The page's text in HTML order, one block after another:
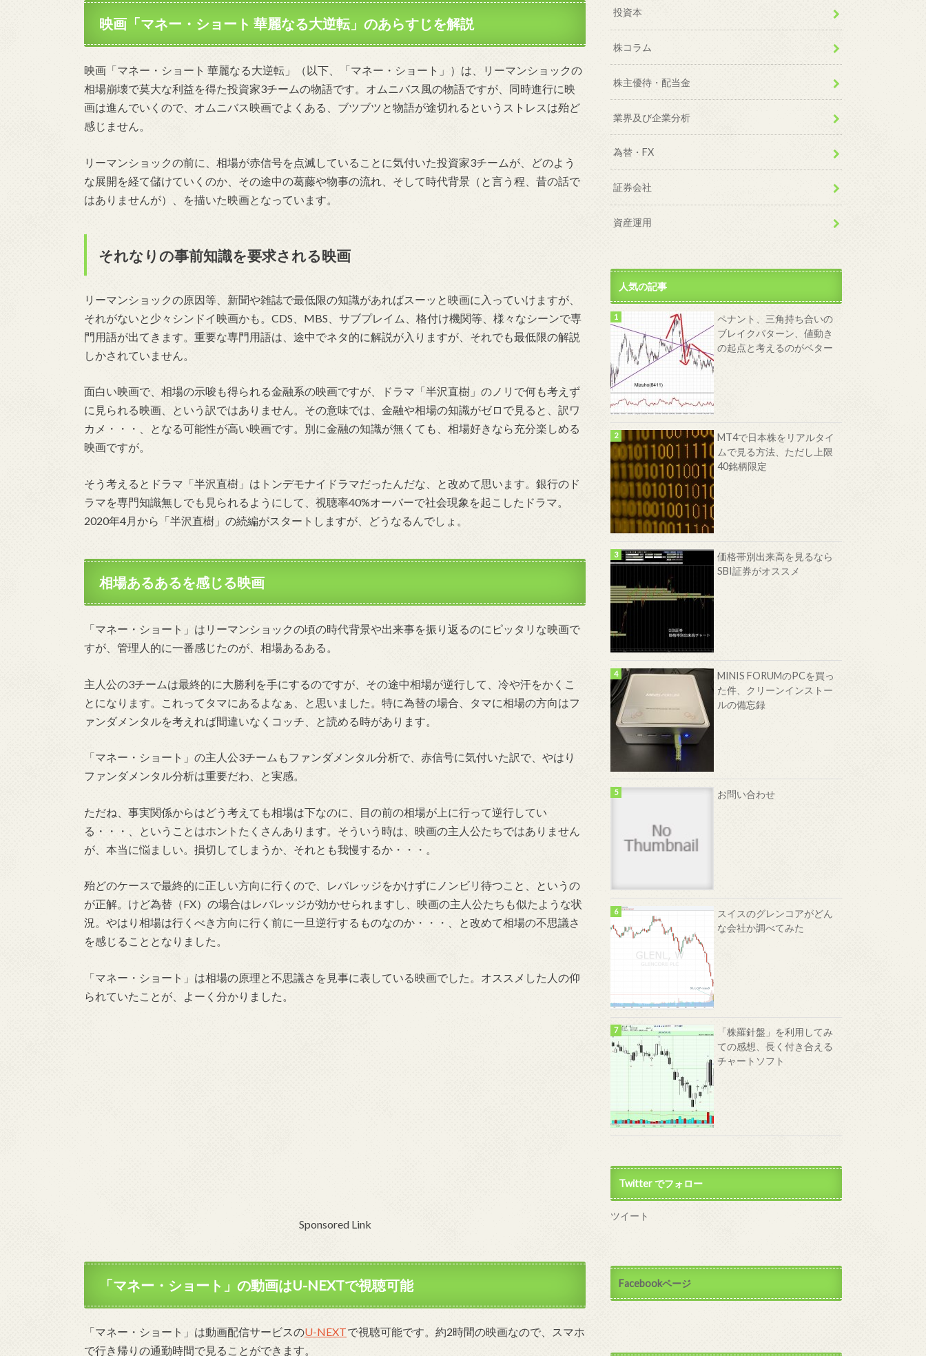
映画「マネー・ショート 華麗なる大逆転」のあらすじを解説
映画「マネー・ショート 華麗なる大逆転」（以下、「マネー・ショート」）は、リーマンショックの
相場崩壊で莫大な利益を得た投資家3チームの物語です。オムニバス風の物語ですが、同時進行に映
画は進んでいくので、オムニバス映画でよくある、ブツブツと物語が途切れるというストレスは殆ど
感じません。
リーマンショックの前に、相場が赤信号を点滅していることに気付いた投資家3チームが、どのよう
な展開を経て儲けていくのか、その途中の葛藤や物事の流れ、そして時代背景（と言う程、昔の話で
はありませんが）、を描いた映画となっています。
それなりの事前知識を要求される映画
リーマンショックの原因等、新聞や雑誌で最低限の知識があればスーッと映画に入っていけますが、
それがないと少々シンドイ映画かも。CDS、MBS、サブプレイム、格付け機関等、様々なシーンで専
門用語が出てきます。重要な専門用語は、途中でネタ的に解説が入りますが、それでも最低限の解説
しかされていません。
面白い映画で、相場の示唆も得られる金融系の映画ですが、ドラマ「半沢直樹」のノリで何も考えず
に見られる映画、という訳ではありません。その意味では、金融や相場の知識がゼロで見ると、訳ワ
カメ・・・、となる可能性が高い映画です。別に金融の知識が無くても、相場好きなら充分楽しめる
映画ですが。
そう考えるとドラマ「半沢直樹」はトンデモナイドラマだったんだな、と改めて思います。銀行のド
ラマを専門知識無しでも見られるようにして、視聴率40%オーバーで社会現象を起こしたドラマ。
2020年4月から「半沢直樹」の続編がスタートしますが、どうなるんでしょ。
相場あるあるを感じる映画
「マネー・ショート」はリーマンショックの頃の時代背景や出来事を振り返るのにピッタリな映画で
すが、管理人的に一番感じたのが、相場あるある。
主人公の3チームは最終的に大勝利を手にするのですが、その途中相場が逆行して、冷や汗をかくこ
とになります。これってタマにあるよなぁ、と思いました。特に為替の場合、タマに相場の方向はフ
ァンダメンタルを考えれば間違いなくコッチ、と読める時があります。
「マネー・ショート」の主人公3チームもファンダメンタル分析で、赤信号に気付いた訳で、やはり
ファンダメンタル分析は重要だわ、と実感。
ただね、事実関係からはどう考えても相場は下なのに、目の前の相場が上に行って逆行してい
る・・・、ということはホントたくさんあります。そういう時は、映画の主人公たちではありません
が、本当に悩ましい。損切してしまうか、それとも我慢するか・・・。
殆どのケースで最終的に正しい方向に行くので、レバレッジをかけずにノンビリ待つこと、というの
が正解。けど為替（FX）の場合はレバレッジが効かせられますし、映画の主人公たちも似たような状
況。やはり相場は行くべき方向に行く前に一旦逆行するものなのか・・・、と改めて相場の不思議さ
を感じることとなりました。
「マネー・ショート」は相場の原理と不思議さを見事に表している映画でした。オススメした人の仰
られていたことが、よーく分かりました。
Sponsored Link
「マネー・ショート」の動画はU-NEXTで視聴可能
「マネー・ショート」は動画配信サービスのU-NEXTで視聴可能です。約2時間の映画なので、スマホ
で行き帰りの通勤時間で見ることができます。
投資本
株コラム
株主優待・配当金
業界及び企業分析
為替・FX
証券会社
資産運用
人気の記事
ペナント、三角持ち合いの
ブレイクパターン、値動き
の起点と考えるのがベター
MT4で日本株をリアルタイ
ムで見る方法、ただし上限
40銘柄限定
価格帯別出来高を見るなら
SBI証券がオススメ
MINIS FORUMのPCを買っ
た件、クリーンインストー
ルの備忘録
お問い合わせ
スイスのグレンコアがどん
な会社か調べてみた
「株羅針盤」を利用してみ
ての感想、長く付き合える
チャートソフト
Twitter でフォロー
ツイート
Facebookページ